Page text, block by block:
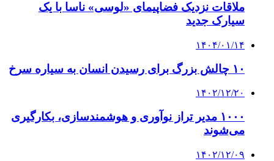
ملاقات نزدیک فضاپیمای «لوسی» ناسا با یک
سیارک جدید
۱۴۰۴/۰۱/۱۴
۱۰ چالش بزرگ برای رسیدن انسان به سیاره سرخ
۱۴۰۲/۱۲/۲۰
۱۰۰۰ مدیر تراز نوآوری و هوشمندسازی، بکارگیری
می‌شوند
۱۴۰۲/۱۲/۰۹